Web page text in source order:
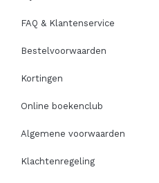
FAQ & Klantenservice
Bestelvoorwaarden
Kortingen
Online boekenclub
Algemene voorwaarden
Klachtenregeling